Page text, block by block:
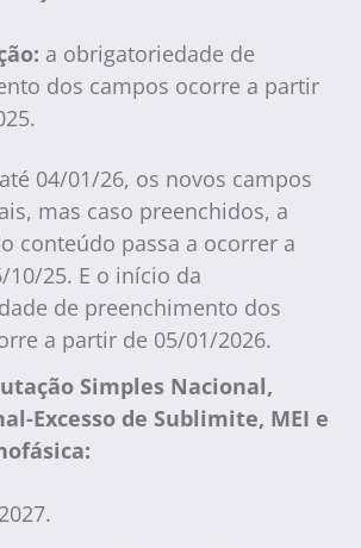
a obrigatoriedade de
dos campos ocorre a partir
até 04/01/26, os novos campos
mas caso preenchidos, a
conteúdo passa a ocorrer a
10/25. E o início da
de preenchimento dos
a partir de 05/01/2026.
Simples Nacional,
Excesso de Sublimite, MEI e